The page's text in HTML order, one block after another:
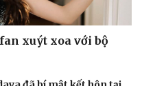
xuýt xoa với bộ